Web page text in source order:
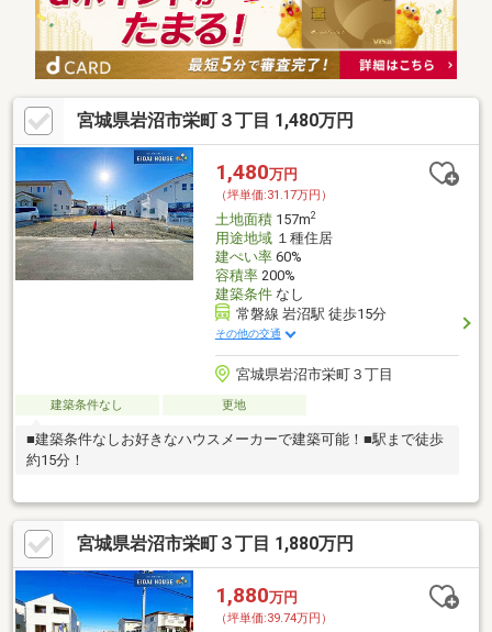
宮城県岩沼市栄町３丁目 1,480万円
1,480万円
（坪単価:31.17万円）
土地面積157m2
用途地域１種住居
建ぺい率60%
容積率200%
建築条件なし
常磐線 岩沼駅 徒歩15分
その他の交通
宮城県岩沼市栄町３丁目
建築条件なし 更地
■建築条件なしお好きなハウスメーカーで建築可能！■駅まで徒歩
約15分！
宮城県岩沼市栄町３丁目 1,880万円
1,880万円
（坪単価:39.74万円）